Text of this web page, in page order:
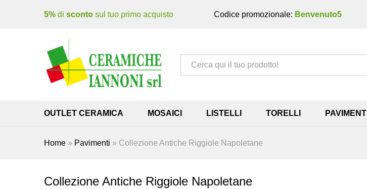
5% di sconto sul tuo primo acquisto Codice promozionale: Benvenuto5
Tutto
OUTLET CERAMICA MOSAICI LISTELLI TORELLI PAVIMENTI
Home » Pavimenti » Collezione Antiche Riggiole Napoletane
Collezione Antiche Riggiole Napoletane